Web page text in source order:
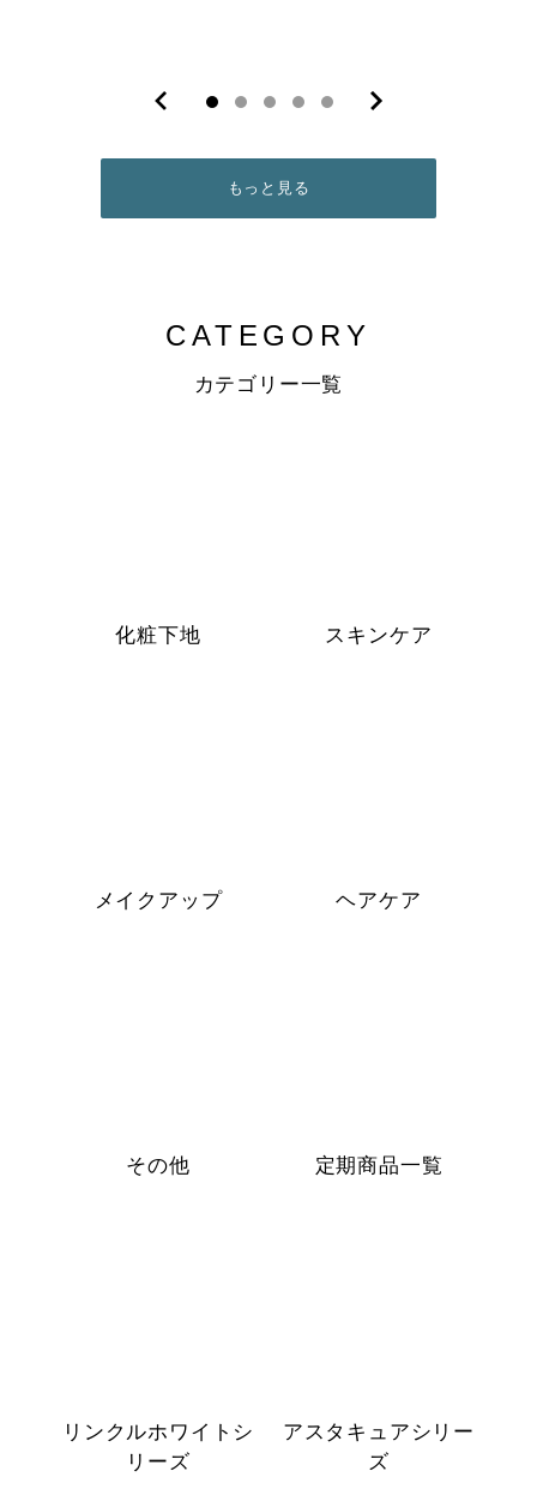
もっと見る
CATEGORY
カテゴリー一覧
化粧下地 スキンケア
メイクアップ ヘアケア
その他 定期商品一覧
リンクルホワイトシ
リーズ
アスタキュアシリー
ズ